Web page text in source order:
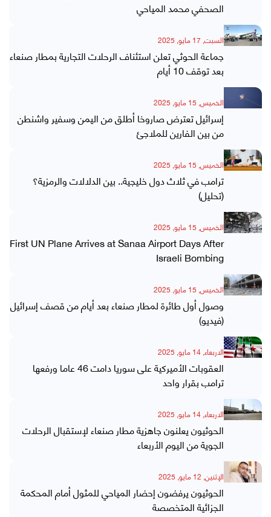
الصحفي محمد المياحي
السبت, 17 مايو, 2025
جماعة الحوثي تعلن استئناف الرحلات التجارية بمطار صنعاء
بعد توقف 10 أيام
الخميس, 15 مايو, 2025
إسرائيل تعترض صاروخا أطلق من اليمن وسفير واشنطن
من بين الفارين للملاجئ
الخميس, 15 مايو, 2025
ترامب في ثلاث دول خليجية.. بين الدلالات والرمزية؟
(تحليل)
الخميس, 15 مايو, 2025
First UN Plane Arrives at Sanaa Airport Days After
Israeli Bombing
الخميس, 15 مايو, 2025
وصول أول طائرة لمطار صنعاء بعد أيام من قصف إسرائيل
(فيديو)
الاربعاء, 14 مايو, 2025
العقوبات الأميركية على سوريا دامت 46 عاما ورفعها
ترامب بقرار واحد
الاربعاء, 14 مايو, 2025
الحوثيون يعلنون جاهزية مطار صنعاء لإستقبال الرحلات
الجوية من اليوم الأربعاء
الإثنين, 12 مايو, 2025
الحوثيون يرفضون إحضار المياحي للمثول أمام المحكمة
الجزائية المتخصصة